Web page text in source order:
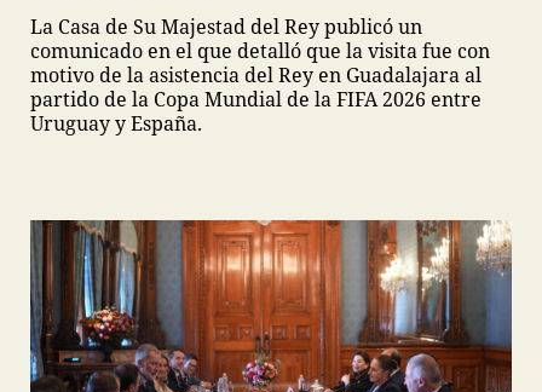
La Casa de Su Majestad del Rey publicó un
comunicado en el que detalló que la visita fue con
motivo de la asistencia del Rey en Guadalajara al
partido de la Copa Mundial de la FIFA 2026 entre
Uruguay y España.